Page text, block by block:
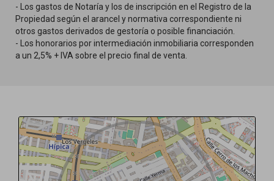
- Los gastos de Notaría y los de inscripción en el Registro de la
Propiedad según el arancel y normativa correspondiente ni
otros gastos derivados de gestoría o posible financiación.
- Los honorarios por intermediación inmobiliaria corresponden
a un 2,5% + IVA sobre el precio final de venta.